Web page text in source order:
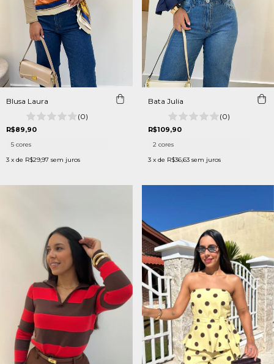
Blusa Laura
(0)
R$89,90
5 cores
3 x de R$29,97 sem juros
Bata Julia
(0)
R$109,90
2 cores
3 x de R$36,63 sem juros